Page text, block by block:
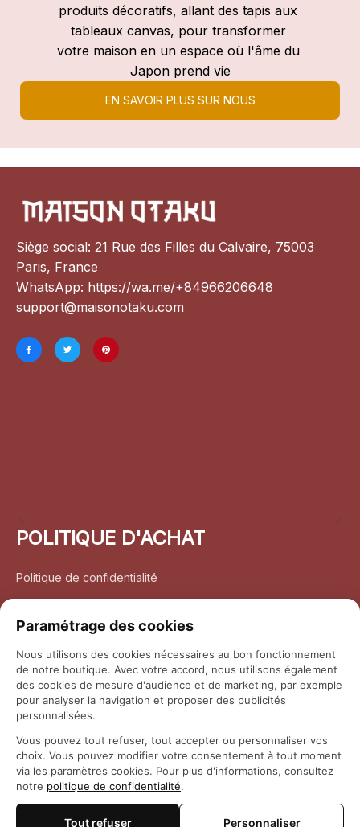
produits décoratifs, allant des tapis aux
tableaux canvas, pour transformer
votre maison en un espace où l'âme du
Japon prend vie
EN SAVOIR PLUS SUR NOUS
Siège social: 21 Rue des Filles du Calvaire, 75003
Paris, France
WhatsApp: https://wa.me/+84966206648
support@maisonotaku.com
POLITIQUE D'ACHAT
Politique de confidentialité
Politique de retour et remboursement
Coordonnées
Questions fréquemment posées
Paramétrage des cookies
Nous utilisons des cookies nécessaires au bon fonctionnement
de notre boutique. Avec votre accord, nous utilisons également
des cookies de mesure d'audience et de marketing, par exemple
pour analyser la navigation et proposer des publicités
personnalisées.
Vous pouvez tout refuser, tout accepter ou personnaliser vos
choix. Vous pouvez modifier votre consentement à tout moment
via les paramètres cookies. Pour plus d'informations, consultez
notre politique de confidentialité.
Tout refuser Personnaliser